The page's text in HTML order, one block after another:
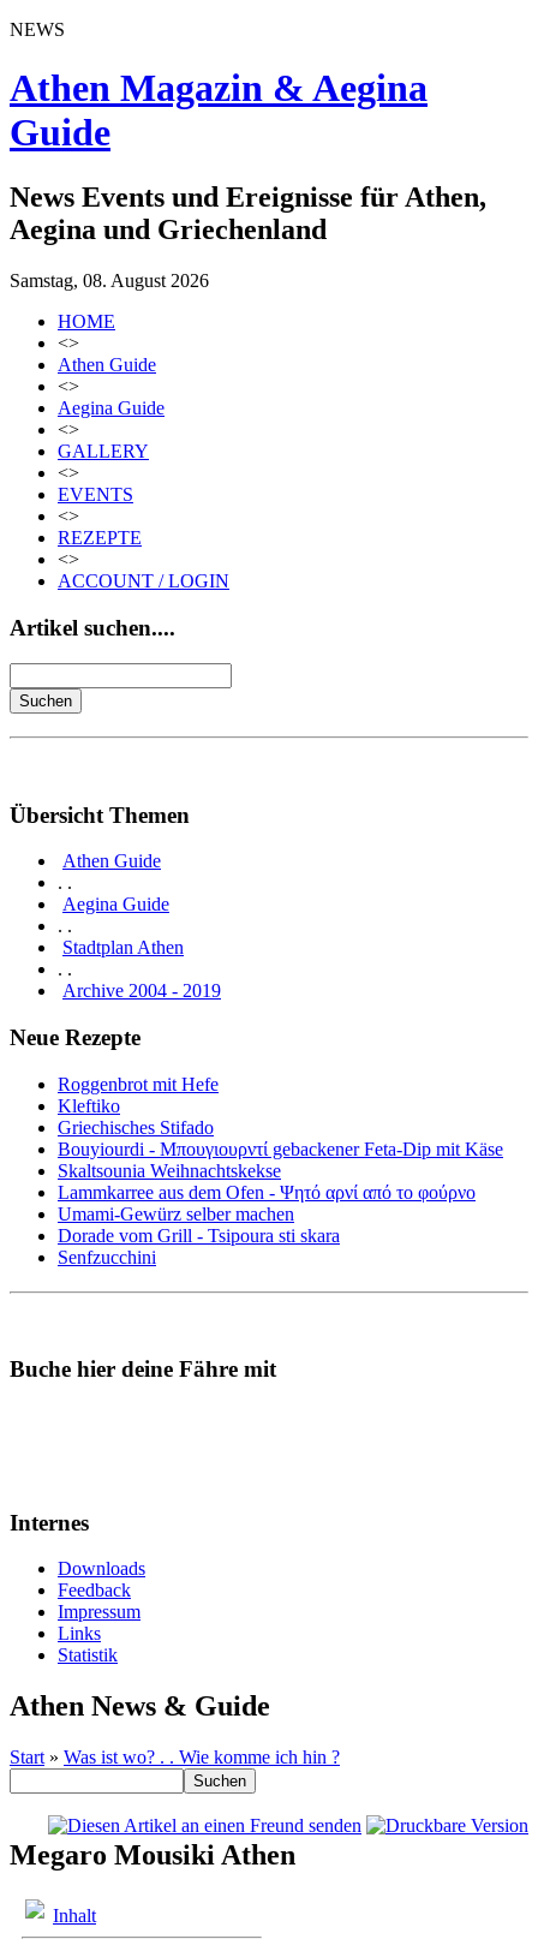
NEWS
Athen Magazin & Aegina
Guide
News Events und Ereignisse für Athen,
Aegina und Griechenland
Samstag, 08. August 2026
HOME
<>
Athen Guide
<>
Aegina Guide
<>
GALLERY
<>
EVENTS
<>
REZEPTE
<>
ACCOUNT / LOGIN
Artikel suchen....
Übersicht Themen
Athen Guide
. .
Aegina Guide
. .
Stadtplan Athen
. .
Archive 2004 - 2019
Neue Rezepte
Roggenbrot mit Hefe
Kleftiko
Griechisches Stifado
Bouyiourdi - Μπουγιουρντί gebackener Feta-Dip mit Käse
Skaltsounia Weihnachtskekse
Lammkarree aus dem Ofen - Ψητό αρνί από το φούρνο
Umami-Gewürz selber machen
Dorade vom Grill - Tsipoura sti skara
Senfzucchini
Buche hier deine Fähre mit
Internes
Downloads
Feedback
Impressum
Links
Statistik
Athen News & Guide
Start » Was ist wo? . . Wie komme ich hin ?
Megaro Mousiki Athen
Inhalt